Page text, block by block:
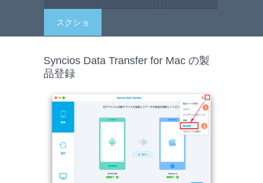
スクショ
Syncios Data Transfer for Mac の製
品登録